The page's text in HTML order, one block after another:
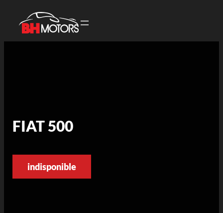
FIAT 500
indisponible